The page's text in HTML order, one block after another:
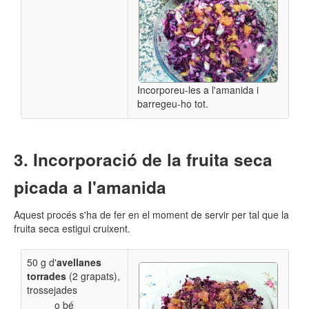
Incorporeu-les a l'amanida i
barregeu-ho tot.
Incorporació de la fruita seca
picada a l'amanida
Aquest procés s'ha de fer en el moment de servir per tal que la
fruita seca estigui cruixent.
50 g d'avellanes
torrades(2 grapats),
trossejades
o bé